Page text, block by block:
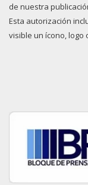
de nuestra
Esta autorización
visible un ícono, logo